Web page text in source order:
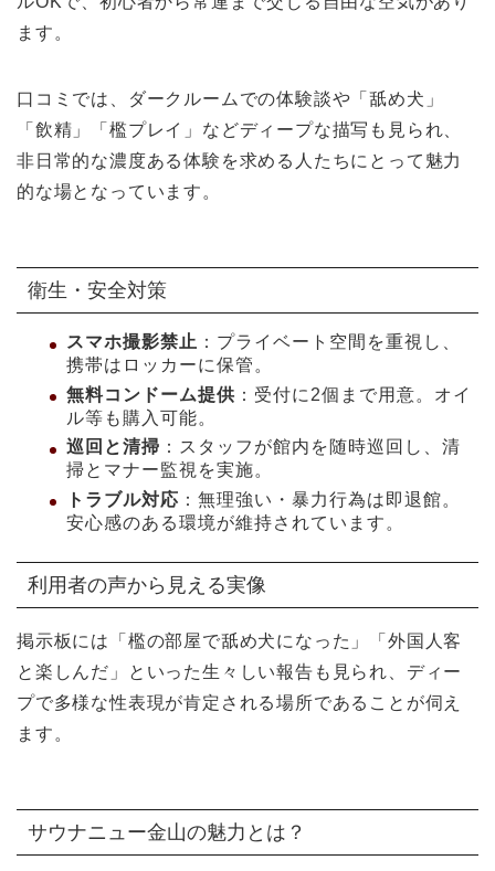
ます。
口コミでは、ダークルームでの体験談や「舐め犬」
「飲精」「檻プレイ」などディープな描写も見られ、
非日常的な濃度ある体験を求める人たちにとって魅力
的な場となっています。
衛生・安全対策
スマホ撮影禁止 ：プライベート空間を重視し、
携帯はロッカーに保管。
無料コンドーム提供 ：受付に2個まで用意。オイ
ル等も購入可能。
巡回と清掃 ：スタッフが館内を随時巡回し、清
掃とマナー監視を実施。
トラブル対応 ：無理強い・暴力行為は即退館。
安心感のある環境が維持されています。
利用者の声から見える実像
掲示板には「檻の部屋で舐め犬になった」「外国人客
と楽しんだ」といった生々しい報告も見られ、ディー
プで多様な性表現が肯定される場所であることが伺え
ます。
サウナニュー金山の魅力とは？